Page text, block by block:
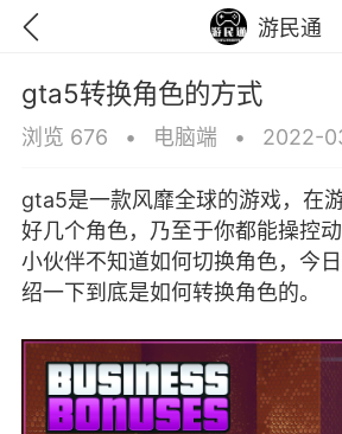
游民通
gta5转换角色的方式
浏览 676 • 电脑端 • 2022-
gta5是一款风靡全球的游戏，在
好几个角色，乃至于你都能操控
小伙伴不知道如何切换角色，今
绍一下到底是如何转换角色的。